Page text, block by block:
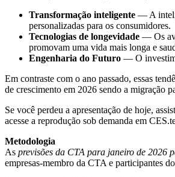
Transformação inteligente — A
personalizadas para os consumidores.
Tecnologias de longevidade — Os
promovam uma vida mais longa e
Engenharia do Futuro — O
Em contraste com o ano passado, essas
de crescimento em 2026 sendo a migração
Se você perdeu a apresentação de hoje,
acesse a reprodução sob demanda em
Metodologia
As previsões da CTA para janeiro de 2026
empresas-membro da CTA e participantes